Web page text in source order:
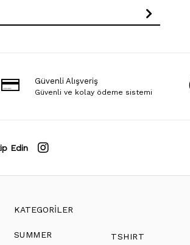
Güvenli Alışveriş
Güvenli ve kolay ödeme sistemi
Edin
KATEGORİLER
SUMMER TSHIRT